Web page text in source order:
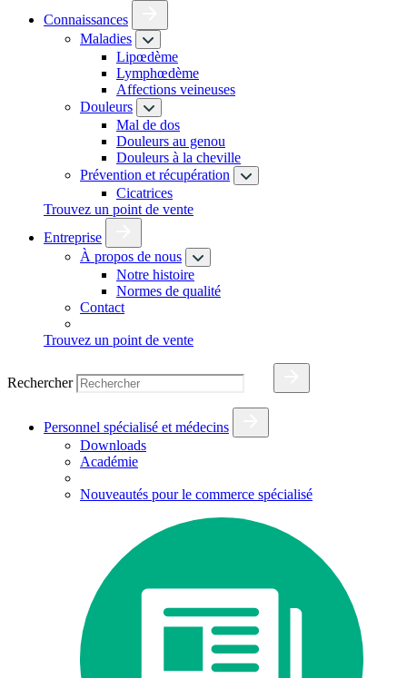
Connaissances
Maladies
Lipœdème
Lymphœdème
Affections veineuses
Douleurs
Mal de dos
Douleurs au genou
Douleurs à la cheville
Prévention et récupération
Cicatrices
Trouvez un point de vente
Entreprise
À propos de nous
Notre histoire
Normes de qualité
Contact
Trouvez un point de vente
Rechercher
Personnel spécialisé et médecins
Downloads
Académie
Nouveautés pour le commerce spécialisé